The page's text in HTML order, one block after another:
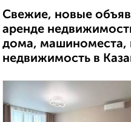
Свежие, новые
аренде
дома, машиноместа,
недвижимость в